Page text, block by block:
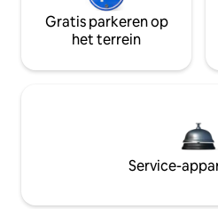
Gratis parkeren op
het terrein
Service-